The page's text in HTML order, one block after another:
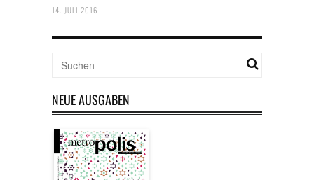
14. JULI 2016
NEUE AUSGABEN